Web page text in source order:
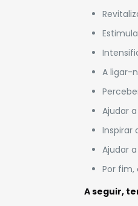
A ligar-
Ajudar
Inspirar
Ajudar
Por fim,
A seguir,